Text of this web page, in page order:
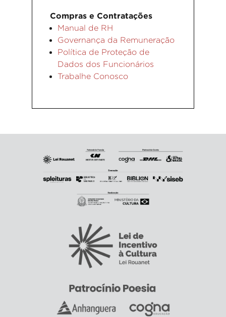
Compras e Contratações
Manual de RH
Governança da Remuneração
Política de Proteção de
Dados dos Funcionários
Trabalhe Conosco